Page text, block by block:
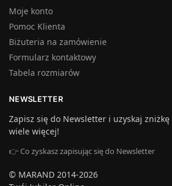
Moje konto
Pomoc Klienta
Biżuteria na zamówienie
Formularz kontaktowy
Tabela rozmiarów
NEWSLETTER
Zapisz się do Newsletter i uzyskaj
wiele więcej!
👉 Co zyskasz zapisując się do Newsletter
© MARAND 2014-2026